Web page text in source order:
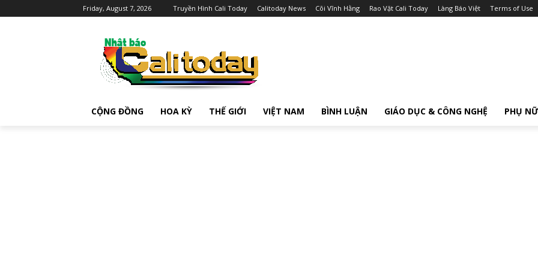
Friday, August 7, 2026 Truyền Hình Cali Today Calitoday News Cõi Vĩnh Hằng Rao Vặt Cali Today Làng Báo Việt Terms of Use
CỘNG ĐỒNG HOA KỲ THẾ GIỚI VIỆT NAM BÌNH LUẬN GIÁO DỤC & CÔNG NGHỆ PHỤ NỮ